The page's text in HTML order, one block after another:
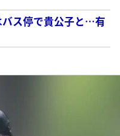
バス停で貴公子と…有